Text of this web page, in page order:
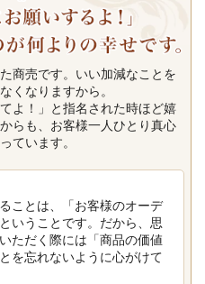
商売です。いい加減なことを
くなりますから。
よ！」と指名された時ほど嬉
らも、お客様一人ひとり真心
ています。
ことは、「お客様のオーデ
いうことです。だから、思
ただく際には「商品の価値
を忘れないように心がけて